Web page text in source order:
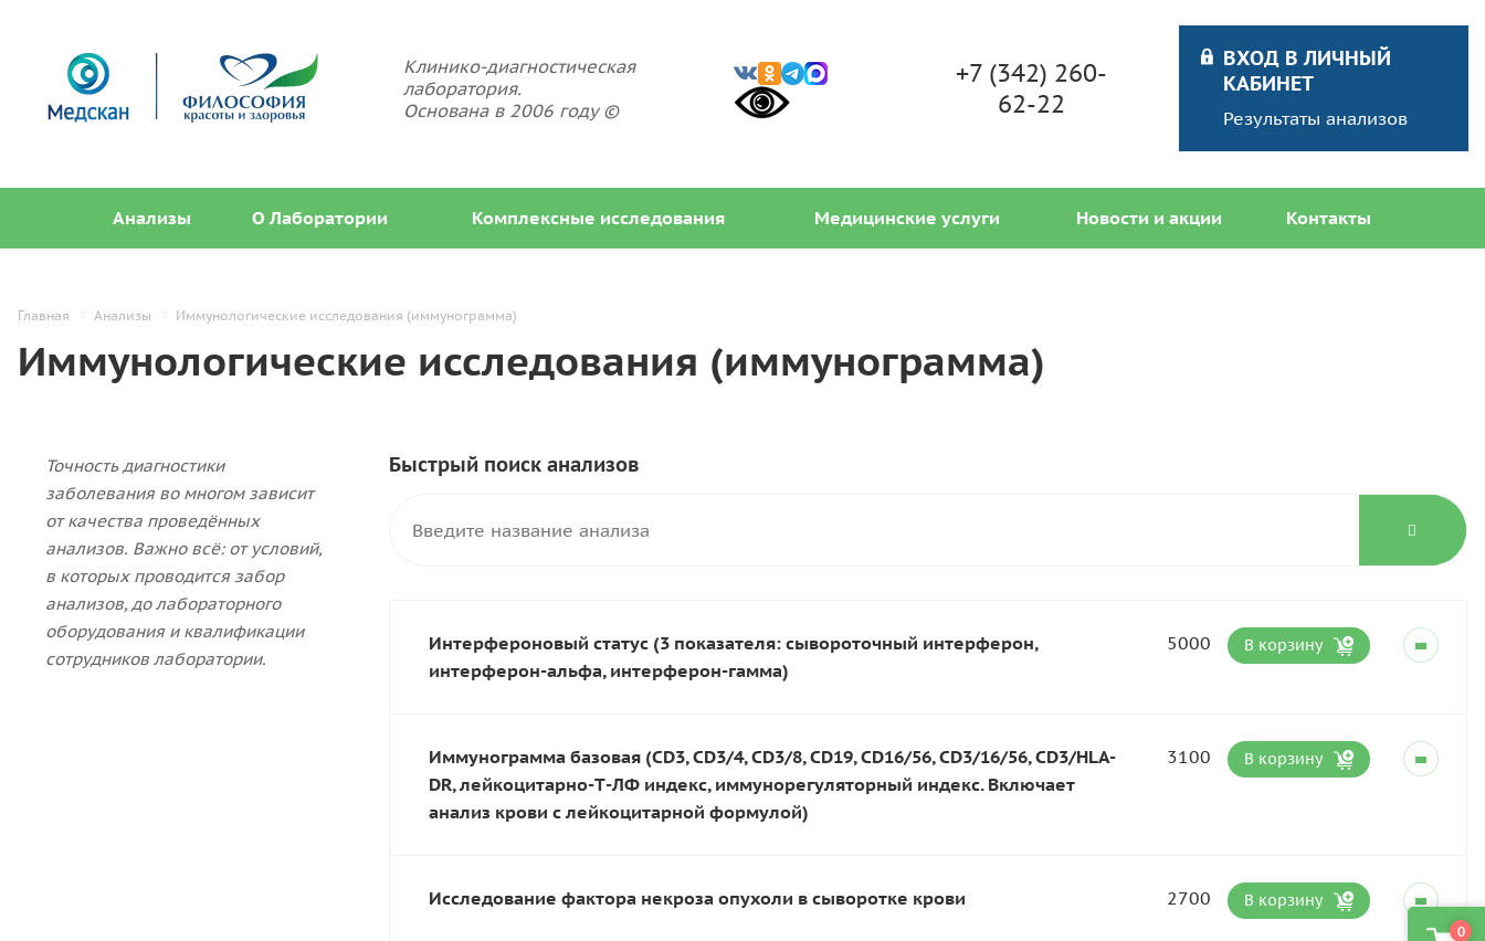
Клинико-диагностическая
лаборатория.
Основана в 2006 году ©
+7 (342) 260-
62-22
ВХОД В ЛИЧНЫЙ
КАБИНЕТ
Результаты анализов
Анализы О Лаборатории Комплексные исследования Медицинские услуги Новости и акции Контакты
0
Главная Анализы Иммунологические исследования (иммунограмма)
Иммунологические исследования (иммунограмма)
Точность диагностики
заболевания во многом зависит
от качества проведённых
анализов. Важно всё: от условий,
в которых проводится забор
анализов, до лабораторного
оборудования и квалификации
сотрудников лаборатории.
Быстрый поиск анализов
В корзину
5000
Интерфероновый статус (3 показателя: сывороточный интерферон,
интерферон-альфа, интерферон-гамма)
В корзину
3100
Иммунограмма базовая (CD3, CD3/4, CD3/8, CD19, CD16/56, CD3/16/56, CD3/HLA-
DR, лейкоцитарно-Т-ЛФ индекс, иммунорегуляторный индекс. Включает
анализ крови с лейкоцитарной формулой)
В корзину
2700
Исследование фактора некроза опухоли в сыворотке крови